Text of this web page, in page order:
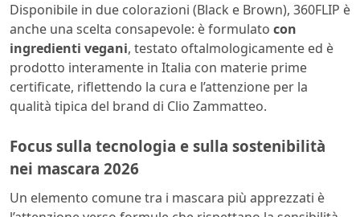
Disponibile in due colorazioni (Black e Brown), 360FLIP è
anche una scelta consapevole: è formulato con
ingredienti vegani, testato oftalmologicamente ed è
prodotto interamente in Italia con materie prime
certificate, riflettendo la cura e l’attenzione per la
qualità tipica del brand di Clio Zammatteo.
Focus sulla tecnologia e sulla sostenibilità
nei mascara 2026
Un elemento comune tra i mascara più apprezzati è